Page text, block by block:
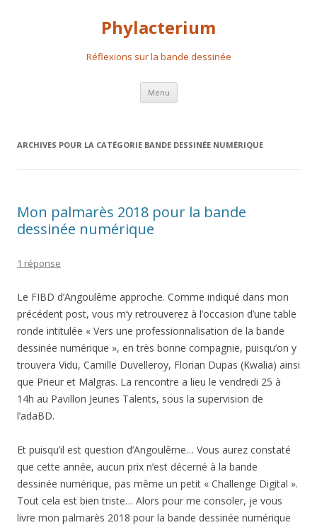
Phylacterium
Réflexions sur la bande dessinée
Menu Aller
contenu
ARCHIVES POUR LA CATÉGORIE BANDE DESSINÉE NUMÉRIQUE
Mon palmarès 2018 pour la bande
dessinée numérique
1 réponse
Le FIBD d’Angoulême approche. Comme indiqué dans mon
précédent post, vous m’y retrouverez à l’occasion d’une table
ronde intitulée « Vers une professionnalisation de la bande
dessinée numérique », en très bonne compagnie, puisqu’on y
trouvera Vidu, Camille Duvelleroy, Florian Dupas (Kwalia) ainsi
que Prieur et Malgras. La rencontre a lieu le vendredi 25 à
14h au Pavillon Jeunes Talents, sous la supervision de
l’adaBD.
Et puisqu’il est question d’Angoulême… Vous aurez constaté
que cette année, aucun prix n’est décerné à la bande
dessinée numérique, pas même un petit « Challenge Digital ».
Tout cela est bien triste… Alors pour me consoler, je vous
livre mon palmarès 2018 pour la bande dessinée numérique